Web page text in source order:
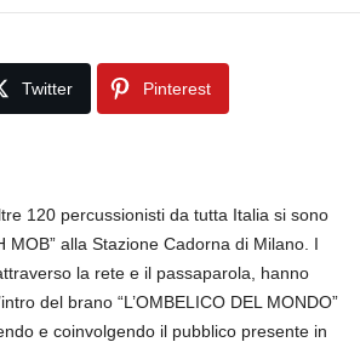
Twitter Pinterest
120 percussionisti da tutta Italia si sono
MOB” alla Stazione Cadorna di Milano. I
la rete e il passaparola, hanno
del brano “L’OMBELICO DEL MONDO”
e coinvolgendo il pubblico presente in